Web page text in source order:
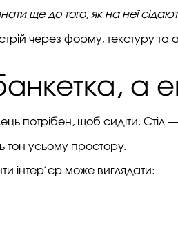
ще до того, як на неї
через форму, текстуру та
а
потрібен, щоб сидіти.
тон усьому простору.
інтер’єр може виглядати: